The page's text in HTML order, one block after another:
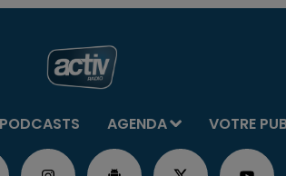
PODCASTS AGENDA VOTRE